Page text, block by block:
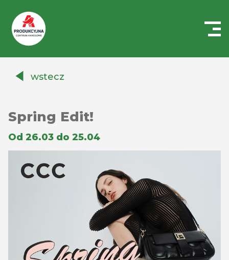
Auchanwstecz
Spring Edit!
Od 26.03 do 25.04